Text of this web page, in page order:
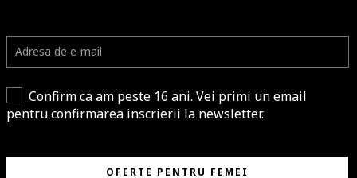
Confirm ca am peste 16 ani. Vei primi un email
pentru confirmarea inscrierii la newsletter.
OFERTE PENTRU FEMEI